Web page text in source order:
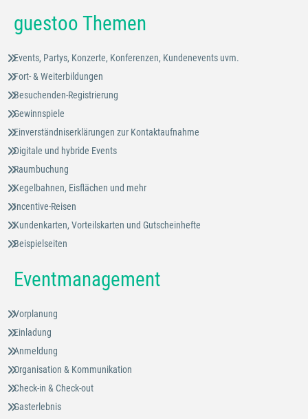
guestoo Themen
Events, Partys, Konzerte, Konferenzen, Kundenevents uvm.
Fort- & Weiterbildungen
Besuchenden-Registrierung
Gewinnspiele
Einverständniserklärungen zur Kontaktaufnahme
Digitale und hybride Events
Raumbuchung
Kegelbahnen, Eisflächen und mehr
Incentive-Reisen
Kundenkarten, Vorteilskarten und Gutscheinhefte
Beispielseiten
Eventmanagement
Vorplanung
Einladung
Anmeldung
Organisation & Kommunikation
Check-in & Check-out
Gasterlebnis